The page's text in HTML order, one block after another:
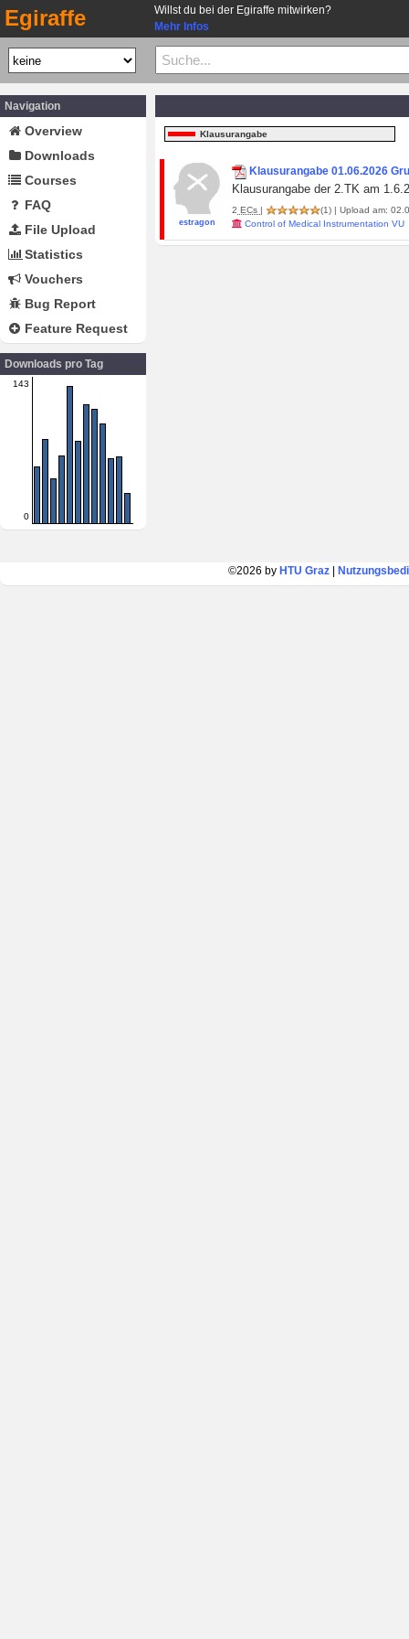
Egiraffe
Willst du bei der Egiraffe mitwirken?
Mehr Infos
Navigation
Overview
Downloads
Courses
FAQ
File Upload
Statistics
Vouchers
Bug Report
Feature Request
Downloads pro Tag
143
0
Klausurangabe
estragon
Klausurangabe 01.06.2026
Klausurangabe der 2.TK am
2 ECs | (1) | Upload am:
Control of Medical Instrumentation VU
©2026 by HTU Graz|